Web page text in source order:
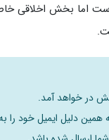
اما بخش اخلاقی
در خواهد آمد.
دلیل ایمیل خود را